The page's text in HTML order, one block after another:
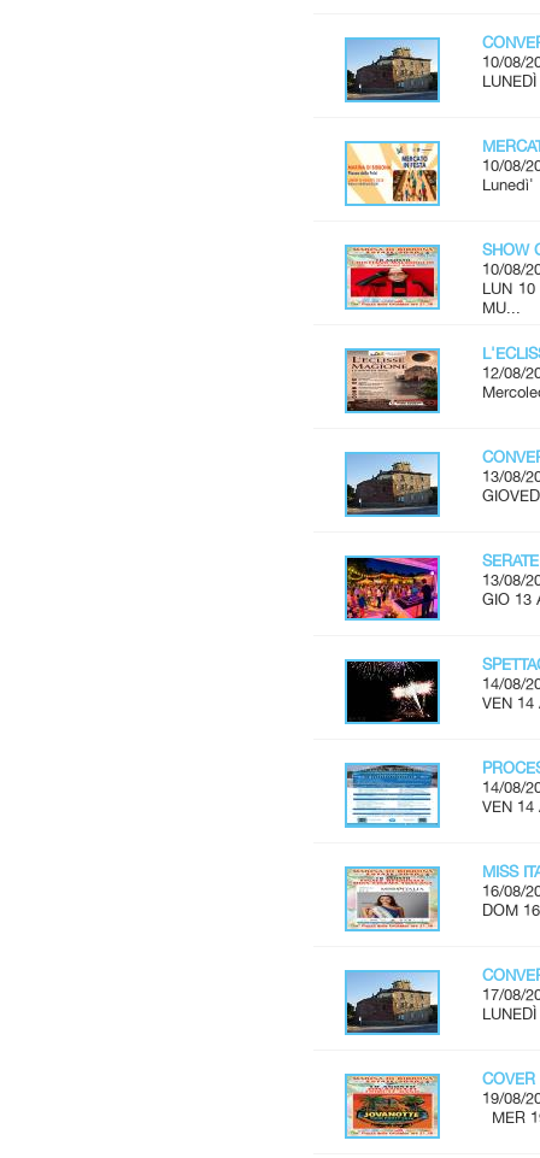
10/08/
10/08/
Lunedì'
SHOW
10/08/
LUN 10
MU...
12/08/
13/08/
13/08/
GIO 13
14/08/
VEN 14
14/08/
VEN 14
MISS
16/08/
DOM
17/08/
COVER
19/08/
MER